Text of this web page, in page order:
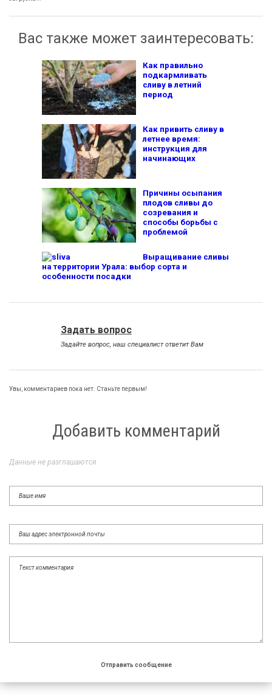
Вас также может заинтересовать:
Как правильно
подкармливать
сливу в летний
период
Как привить сливу в
летнее время:
инструкция для
начинающих
Причины осыпания
плодов сливы до
созревания и
способы борьбы с
проблемой
Выращивание сливы
на территории Урала: выбор сорта и
особенности посадки
Задать вопрос
Задайте вопрос, наш специалист ответит Вам
Увы, комментариев пока нет. Станьте первым!
Добавить комментарий
Данные не разглашаются